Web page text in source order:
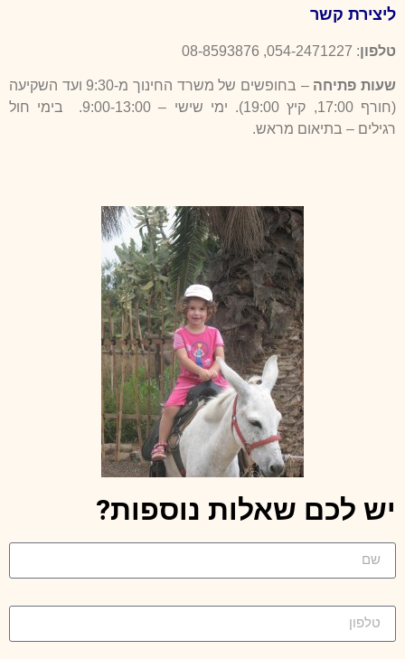
ליצירת קשר
טלפון: 054-2471227,
שעות פתיחה
– בחופשים של משרד החינוך מ-9:30 ועד השקיעה
(חורף 17:00, קיץ 19:00). ימי שישי – 9:00-13:00. בימי חול
רגילים – בתיאום מראש.
יש לכם שאלות נוספות?